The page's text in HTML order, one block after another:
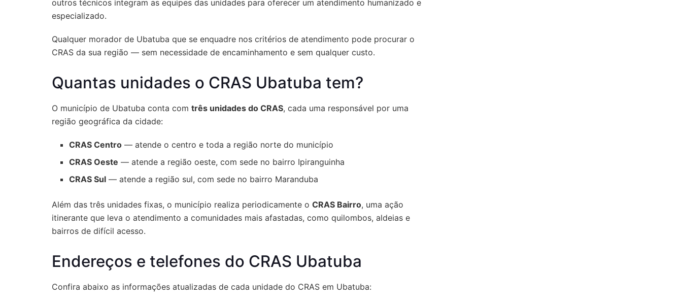
outros técnicos integram as equipes das unidades para oferecer um atendimento humanizado e
especializado.
Qualquer morador de Ubatuba que se enquadre nos critérios de atendimento pode procurar o
CRAS da sua região — sem necessidade de encaminhamento e sem qualquer custo.
Quantas unidades o CRAS Ubatuba tem?
O município de Ubatuba conta com três unidades do CRAS, cada uma responsável por uma
região geográfica da cidade:
CRAS Centro — atende o centro e toda a região norte do município
CRAS Oeste — atende a região oeste, com sede no bairro Ipiranguinha
CRAS Sul — atende a região sul, com sede no bairro Maranduba
Além das três unidades fixas, o município realiza periodicamente o CRAS Bairro, uma ação
itinerante que leva o atendimento a comunidades mais afastadas, como quilombos, aldeias e
bairros de difícil acesso.
Endereços e telefones do CRAS Ubatuba
Confira abaixo as informações atualizadas de cada unidade do CRAS em Ubatuba: